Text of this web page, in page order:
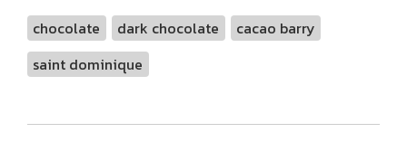
chocolate dark chocolate
cacao barry
saint dominique